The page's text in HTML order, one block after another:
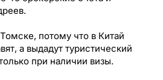
потому что в Китай
а выдадут туристический
при наличии визы.